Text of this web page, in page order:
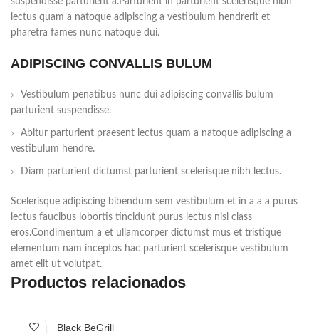
lectus quam a natoque adipiscing a vestibulum hendrerit et
pharetra fames nunc natoque dui.
ADIPISCING CONVALLIS BULUM
Vestibulum penatibus nunc dui adipiscing convallis bulum
parturient suspendisse.
Abitur parturient praesent lectus quam a natoque adipiscing a
vestibulum hendre.
Diam parturient dictumst parturient scelerisque nibh lectus.
Scelerisque adipiscing bibendum sem vestibulum et in a a a purus
lectus faucibus lobortis tincidunt purus lectus nisl class
eros.Condimentum a et ullamcorper dictumst mus et tristique
elementum nam inceptos hac parturient scelerisque vestibulum
amet elit ut volutpat.
Productos relacionados
Black BeGrill